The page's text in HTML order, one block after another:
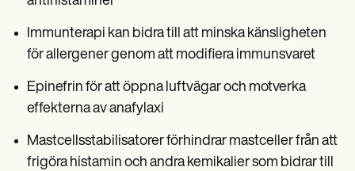
Immunterapi kan bidra till att minska känsligheten
för allergener genom att modifiera immunsvaret
Epinefrin för att öppna luftvägar och motverka
effekterna av anafylaxi
Mastcellsstabilisatorer förhindrar mastceller från att
frigöra histamin och andra kemikalier som bidrar till